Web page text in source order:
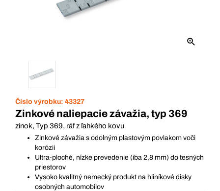
Číslo výrobku: 43327
Zinkové naliepacie závažia, typ 369
zinok, Typ 369, ráf z ľahkého kovu
Zinkové závažia s odolným plastovým povlakom voči
korózii
Ultra-ploché, nízke prevedenie (iba 2,8 mm) do tesných
priestorov
Vysoko kvalitný nemecký produkt na hliníkové disky
osobných automobilov